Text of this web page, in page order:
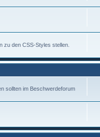
zu den CSS-Styles stellen.
sollten im Beschwerdeforum